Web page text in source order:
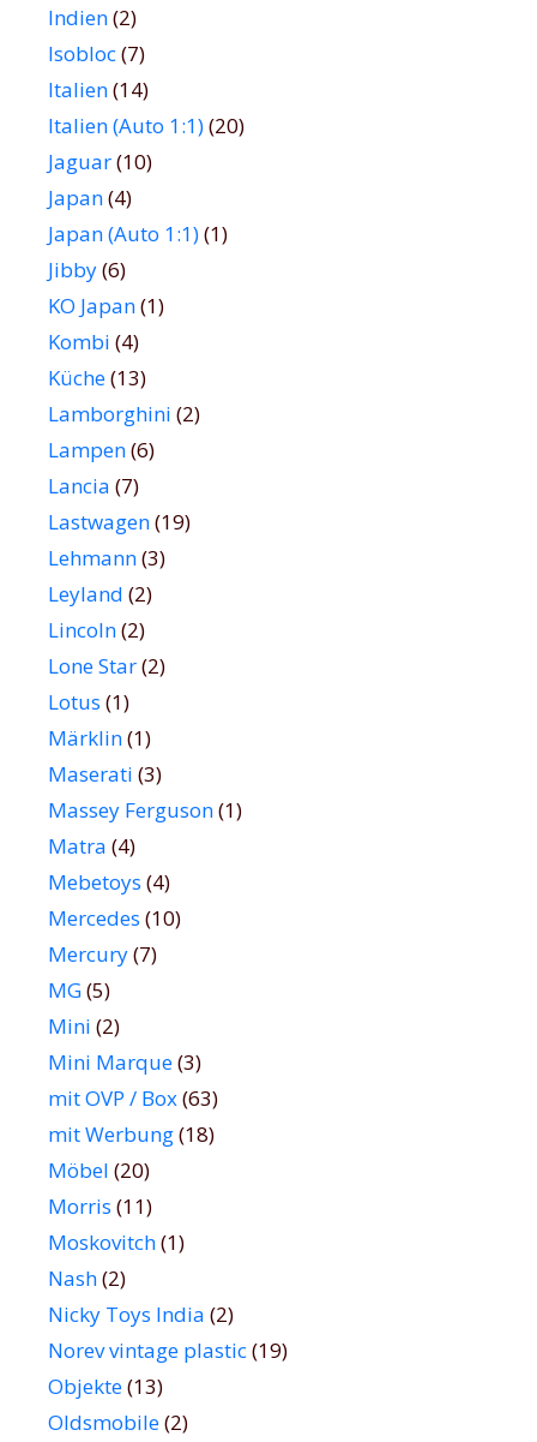
Indien(2)
Isobloc(7)
Italien(14)
Italien (Auto 1:1)(20)
Jaguar(10)
Japan(4)
Japan (Auto 1:1)(1)
Jibby(6)
KO Japan(1)
Kombi (4)
Küche(13)
Lamborghini (2)
Lampen(6)
Lancia (7)
Lastwagen(19)
Lehmann(3)
Leyland (2)
Lincoln(2)
Lone Star(2)
Lotus (1)
Märklin(1)
Maserati (3)
Massey Ferguson(1)
Matra (4)
Mebetoys (4)
Mercedes (10)
Mercury(7)
MG(5)
Mini (2)
Mini Marque(3)
mit OVP / Box(63)
mit Werbung(18)
Möbel (20)
Morris (11)
Moskovitch(1)
Nash(2)
Nicky Toys India (2)
Norev vintage plastic(19)
Objekte(13)
Oldsmobile(2)